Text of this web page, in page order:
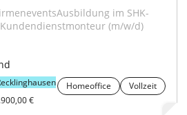
im SHK-
Homeoffice
Vollzeit
€